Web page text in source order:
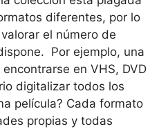
diferentes, por lo
el número de
Por ejemplo, una
en VHS, DVD
digitalizar todos los
película? Cada formato
propias y todas